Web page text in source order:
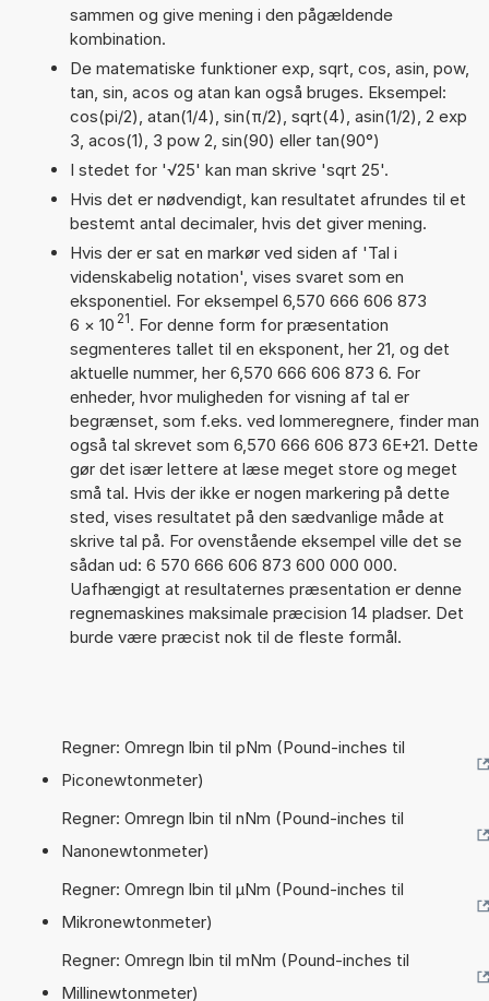
sammen og give mening i den pågældende
kombination.
De matematiske funktioner exp, sqrt, cos, asin, pow,
tan, sin, acos og atan kan også bruges. Eksempel:
cos(pi/2), atan(1/4), sin(π/2), sqrt(4), asin(1/2), 2 exp
3, acos(1), 3 pow 2, sin(90) eller tan(90°)
I stedet for '√25' kan man skrive 'sqrt 25'.
Hvis det er nødvendigt, kan resultatet afrundes til et
bestemt antal decimaler, hvis det giver mening.
Hvis der er sat en markør ved siden af 'Tal i
videnskabelig notation', vises svaret som en
eksponentiel. For eksempel 6,570 666 606 873
6 × 10 21. For denne form for præsentation
segmenteres tallet til en eksponent, her 21, og det
aktuelle nummer, her 6,570 666 606 873 6. For
enheder, hvor muligheden for visning af tal er
begrænset, som f.eks. ved lommeregnere, finder man
også tal skrevet som 6,570 666 606 873 6E+21. Dette
gør det især lettere at læse meget store og meget
små tal. Hvis der ikke er nogen markering på dette
sted, vises resultatet på den sædvanlige måde at
skrive tal på. For ovenstående eksempel ville det se
sådan ud: 6 570 666 606 873 600 000 000.
Uafhængigt at resultaternes præsentation er denne
regnemaskines maksimale præcision 14 pladser. Det
burde være præcist nok til de fleste formål.
Regner: Omregn lbin til pNm (Pound-inches til
Piconewtonmeter)
Regner: Omregn lbin til nNm (Pound-inches til
Nanonewtonmeter)
Regner: Omregn lbin til µNm (Pound-inches til
Mikronewtonmeter)
Regner: Omregn lbin til mNm (Pound-inches til
Millinewtonmeter)